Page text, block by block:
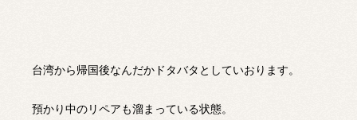
台湾から帰国後なんだかドタバタとしていおります。
預かり中のリペアも溜まっている状態。